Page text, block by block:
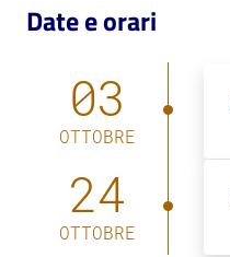
Chiedi al
bibliotecario
Orari
Date e orari
03
OTTOBRE
24
OTTOBRE